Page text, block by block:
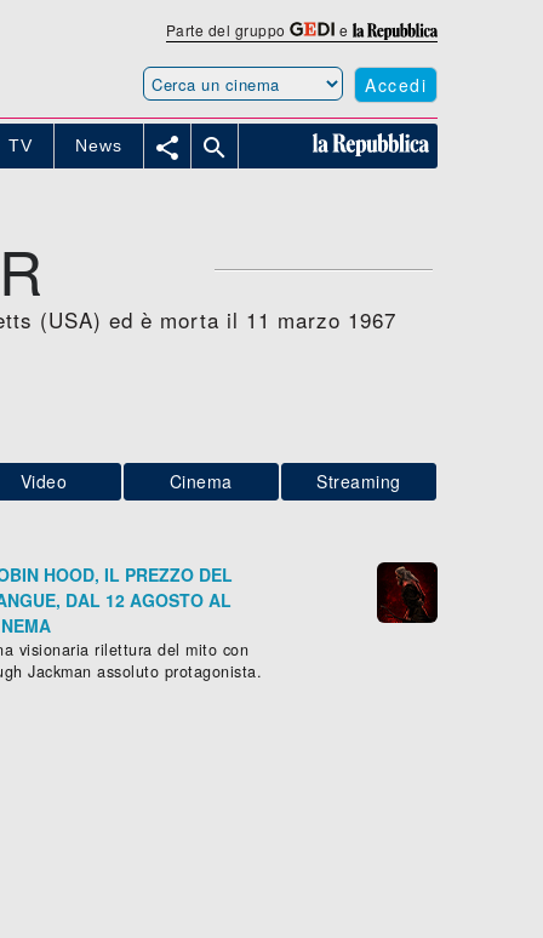
Parte del gruppo e
Accedi
TV News  
(USA) ed è morta il 11 marzo 1967
Video Cinema Streaming
HOOD, IL PREZZO DEL
DAL 12 AGOSTO AL
visionaria rilettura del mito con
Jackman assoluto protagonista.